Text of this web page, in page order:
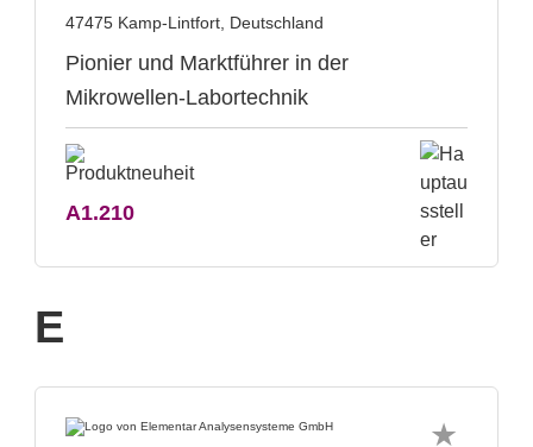
47475 Kamp-Lintfort, Deutschland
Pionier und Marktführer in der
Mikrowellen-Labortechnik
A1.210
E